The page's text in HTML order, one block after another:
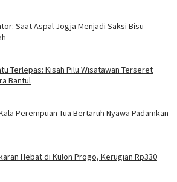
Saat Aspal Jogja Menjadi Saksi Bisu
Terlepas: Kisah Pilu Wisatawan Terseret
Bantul
Perempuan Tua Bertaruh Nyawa Padamkan
Hebat di Kulon Progo, Kerugian Rp330